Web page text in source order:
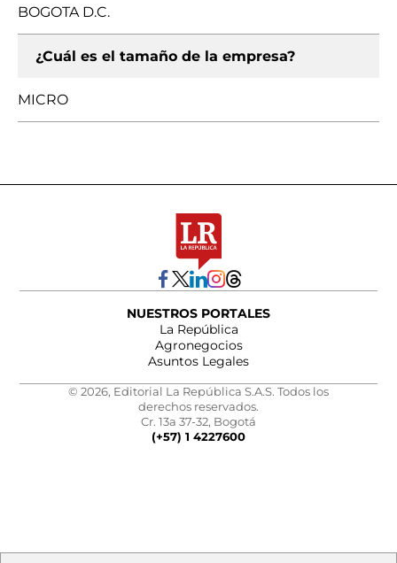
BOGOTA D.C.
¿Cuál es el tamaño de la empresa?
MICRO
NUESTROS PORTALES
La República
Agronegocios
Asuntos Legales
© 2026, Editorial La República S.A.S. Todos los
derechos reservados.
Cr. 13a 37-32, Bogotá
(+57) 1 4227600